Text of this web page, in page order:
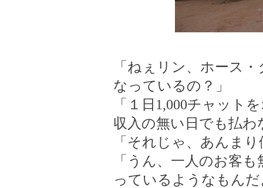
「ねぇリン、ホース
なっているの？」
「１日1,000チャット
収入の無い日でも払
「それじゃ、あんま
「うん、一人のお客
っているようなもん